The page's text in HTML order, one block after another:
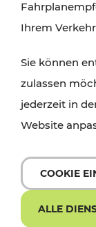
Ihrem
Sie können
zulassen
jederzeit in
Website
COOKIE
ALLE